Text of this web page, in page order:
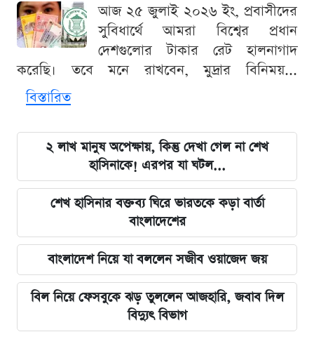
আজ ২৫ জুলাই ২০২৬ ইং, প্রবাসীদের
সুবিধার্থে আমরা বিশ্বের প্রধান
দেশগুলোর টাকার রেট হালনাগাদ
করেছি। তবে মনে রাখবেন, মুদ্রার বিনিময়...
বিস্তারিত
২ লাখ মানুষ অপেক্ষায়, কিন্তু দেখা গেল না শেখ
হাসিনাকে! এরপর যা ঘটল...
শেখ হাসিনার বক্তব্য ঘিরে ভারতকে কড়া বার্তা
বাংলাদেশের
বাংলাদেশ নিয়ে যা বললেন সজীব ওয়াজেদ জয়
বিল নিয়ে ফেসবুকে ঝড় তুললেন আজহারি, জবাব দিল
বিদ্যুৎ বিভাগ